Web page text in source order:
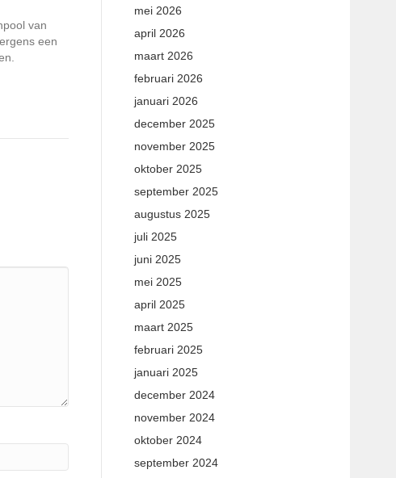
van
een
mei 2026
april 2026
maart 2026
februari 2026
januari 2026
december 2025
november 2025
oktober 2025
september 2025
augustus 2025
juli 2025
juni 2025
mei 2025
april 2025
maart 2025
februari 2025
januari 2025
december 2024
november 2024
oktober 2024
september 2024